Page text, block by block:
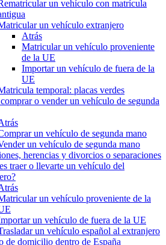
un vehículo con matrícula
un vehículo extranjero
Atrás
Matricular un vehículo proveniente
de la UE
Importar un vehículo de fuera de la
UE
temporal: placas verdes
comprar o vender un vehículo de segunda
un vehículo de segunda mano
un vehículo de segunda mano
herencias y divorcios o separaciones
traer o llevarte un vehículo del
un vehículo proveniente de la
un vehículo de fuera de la UE
un vehículo español al extranjero
de domicilio dentro de España